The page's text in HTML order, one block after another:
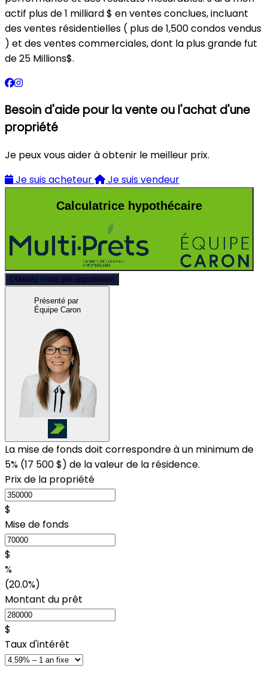
actif plus de 1 milliard $ en ventes conclues, incluant
des ventes résidentielles ( plus de 1,500 condos vendus
) et des ventes commerciales, dont la plus grande fut
de 25 Millions$.
Besoin d'aide pour la vente ou l'achat d'une
propriété
Je peux vous aider à obtenir le meilleur prix.
Je suis acheteur
Je suis vendeur
Calculatrice hypothécaire
Obtenez votre pré-approbation
Présenté par
Équipe Caron
La mise de fonds doit correspondre à un minimum de
5% (17 500 $) de la valeur de la résidence.
Prix de la propriété
$
Mise de fonds
$
%
(20.0%)
Montant du prêt
$
Taux d'intérêt